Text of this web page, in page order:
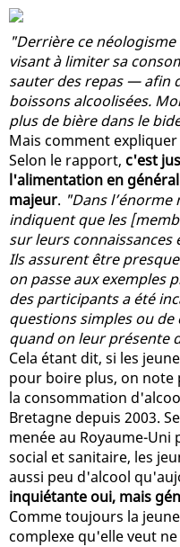
"Derrière ce
visant à limiter sa
sauter des repas — afin
boissons alcoolisées.
plus de bière dans le
Mais comment
Selon le rapport, c'est
l'alimentation en
majeur. "Dans
indiquent que les
sur leurs connaissances
Ils assurent être
on passe aux exemples
des participants a été
questions simples ou de
quand on leur présente
Cela étant dit, si les
pour boire plus, on note
la consommation
Bretagne depuis 2003.
menée au Royaume-
social et sanitaire, les
aussi peu d'alcool
inquiétante oui, mais
Comme toujours la
complexe qu'elle veut